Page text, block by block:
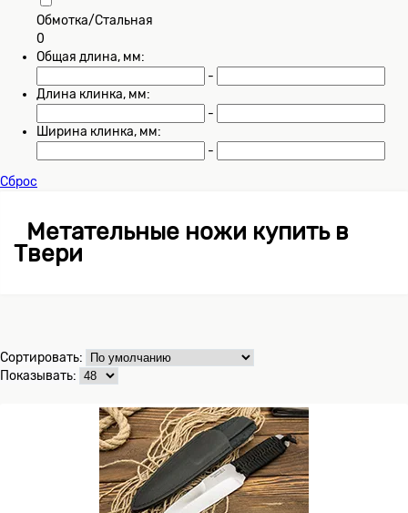
Обмотка/Стальная
0
Общая длина, мм:
-
Длина клинка, мм:
-
Ширина клинка, мм:
-
Сброс
Метательные ножи купить в
Твери
Сортировать:
Показывать: